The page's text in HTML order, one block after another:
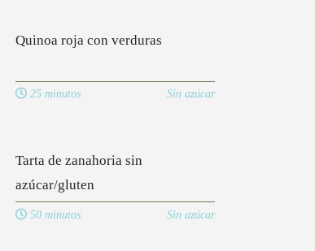
Quinoa roja con verduras
25 minutos Sin azúcar
Tarta de zanahoria sin
azúcar/gluten
50 minutos Sin azúcar